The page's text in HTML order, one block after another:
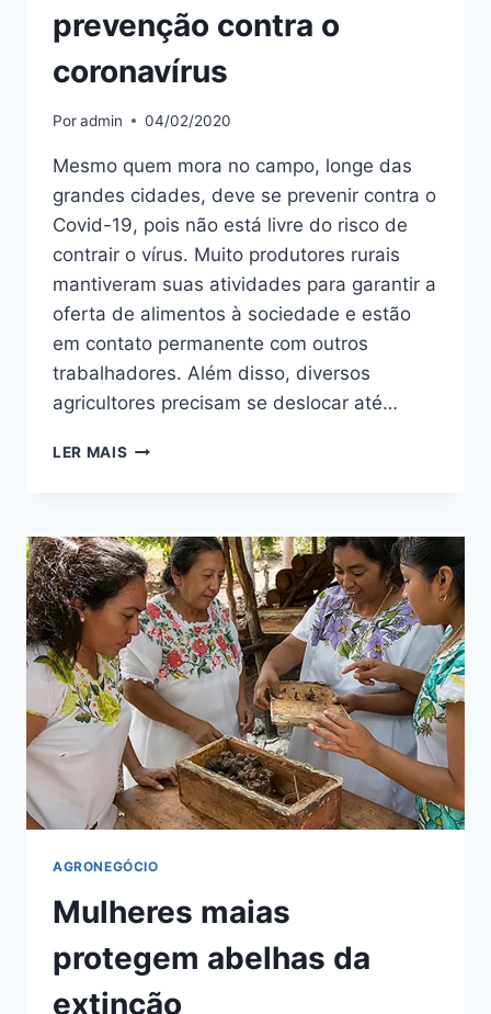
prevenção contra o
coronavírus
Poradmin 04/02/2020
Mesmo quem mora no campo, longe das
grandes cidades, deve se prevenir contra o
Covid-19, pois não está livre do risco de
contrair o vírus. Muito produtores rurais
mantiveram suas atividades para garantir a
oferta de alimentos à sociedade e estão
em contato permanente com outros
trabalhadores. Além disso, diversos
agricultores precisam se deslocar até…
LER MAIS
AGRONEGÓCIO
Mulheres maias
protegem abelhas da
extinção